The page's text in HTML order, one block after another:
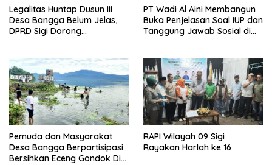
Legalitas Huntap Dusun III
Desa Bangga Belum Jelas,
DPRD Sigi Dorong
PT Wadi Al Aini Membangun
Buka Penjelasan Soal IUP dan
Tanggung Jawab Sosial di
Pemuda dan Masyarakat
Desa Bangga Berpartisipasi
Bersihkan Eceng Gondok Di
RAPI Wilayah 09 Sigi
Rayakan Harlah ke 16